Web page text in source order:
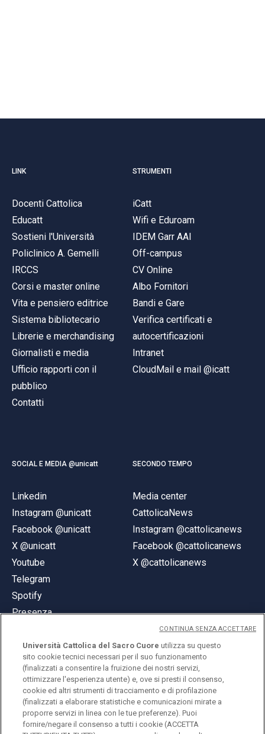
LINK
Docenti Cattolica
Educatt
Sostieni l'Università
Policlinico A. Gemelli
IRCCS
Corsi e master online
Vita e pensiero editrice
Sistema bibliotecario
Librerie e merchandising
Giornalisti e media
Ufficio rapporti con il
pubblico
Contatti
STRUMENTI
iCatt
Wifi e Eduroam
IDEM Garr AAI
Off-campus
CV Online
Albo Fornitori
Bandi e Gare
Verifica certificati e
autocertificazioni
Intranet
CloudMail e mail @icatt
SOCIAL E MEDIA @unicatt
Linkedin
Instagram @unicatt
Facebook @unicatt
X @unicatt
Youtube
Telegram
Spotify
Presenza
SECONDO TEMPO
Media center
CattolicaNews
Instagram @cattolicanews
Facebook @cattolicanews
X @cattolicanews
© Università Cattolica del Sacro Cuore
Largo A. Gemelli 1, 20123 Milano
PI 02133120150
Università Cattolica del Sacro Cuore utilizza su questo
sito cookie tecnici necessari per il suo funzionamento
(finalizzati a consentire la fruizione dei nostri servizi,
ottimizzare l'esperienza utente) e, ove si presti il consenso,
cookie ed altri strumenti di tracciamento e di profilazione
(finalizzati a elaborare statistiche e comunicazioni mirate a
proporre servizi in linea con le tue preferenze). Puoi
fornire/negare il consenso a tutti i cookie (ACCETTA
CONTINUA SENZA ACCETTARE